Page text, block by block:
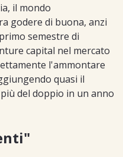
il mondo
godere di buona, anzi
semestre di
capital nel mercato
l'ammontare
quasi il
del doppio in un anno